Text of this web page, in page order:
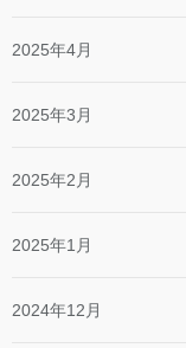
2025年4月
2025年3月
2025年2月
2025年1月
2024年12月